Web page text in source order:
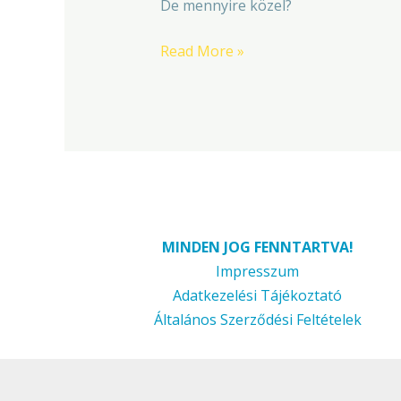
De mennyire közel?
Read More »
MINDEN JOG FENNTARTVA!
Impresszum
Adatkezelési Tájékoztató
Általános Szerződési Feltételek